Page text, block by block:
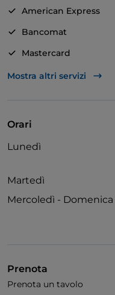
American Express
Bancomat
Mastercard
TheFork PAY
Bagno per disabili
Cena con spettacolo
Menù bambini
Sala da ballo
Mostra altri servizi
Orari
Lunedì
Martedì
Mercoledì - Domenica
Prenota
Prenota un tavolo